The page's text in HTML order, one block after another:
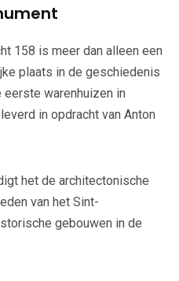
158 is meer dan alleen een
plaats in de geschiedenis
eerste warenhuizen in
in opdracht van Anton
het de architectonische
van het Sint-
gebouwen in de